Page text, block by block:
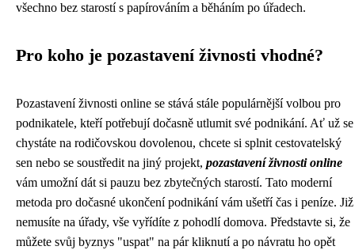
všechno bez starostí s papírováním a běháním po úřadech.
Pro koho je pozastavení živnosti vhodné?
Pozastavení živnosti online se stává stále populárnější volbou pro
podnikatele, kteří potřebují dočasně utlumit své podnikání. Ať už se
chystáte na rodičovskou dovolenou, chcete si splnit cestovatelský
sen nebo se soustředit na jiný projekt, pozastavení živnosti online
vám umožní dát si pauzu bez zbytečných starostí. Tato moderní
metoda pro dočasné ukončení podnikání vám ušetří čas i peníze. Již
nemusíte na úřady, vše vyřídíte z pohodlí domova. Představte si, že
můžete svůj byznys "uspat" na pár kliknutí a po návratu ho opět